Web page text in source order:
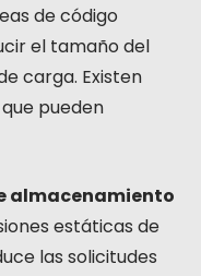
de código
el tamaño del
carga. Existen
pueden
almacenamiento
estáticas de
las solicitudes